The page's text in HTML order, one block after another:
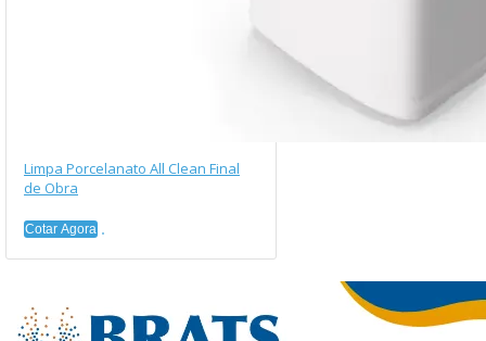
Limpa Porcelanato All Clean Final
de Obra
Cotar Agora